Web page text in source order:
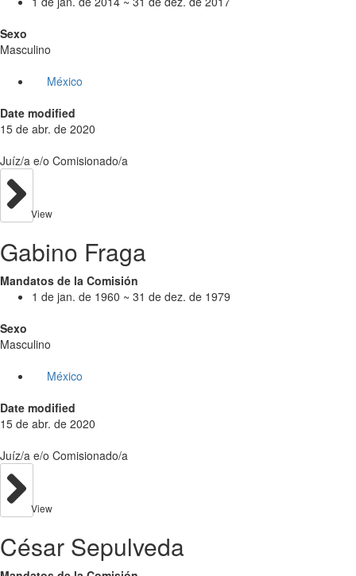
Sexo
Masculino
México
Date modified
15 de abr. de 2020
Juíz/a e/o Comisionado/a
View
Gabino Fraga
Mandatos de la Comisión
1 de jan. de 1960 ~ 31 de dez. de 1979
Sexo
Masculino
México
Date modified
15 de abr. de 2020
Juíz/a e/o Comisionado/a
View
César Sepulveda